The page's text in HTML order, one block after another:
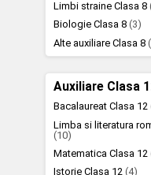
Limbi straine Clasa 8
Biologie Clasa 8(3)
Alte auxiliare Clasa 8
Auxiliare Clasa
Bacalaureat Clasa 12
Limba si literatura
(10)
Matematica Clasa 12
Istorie Clasa 12(4)